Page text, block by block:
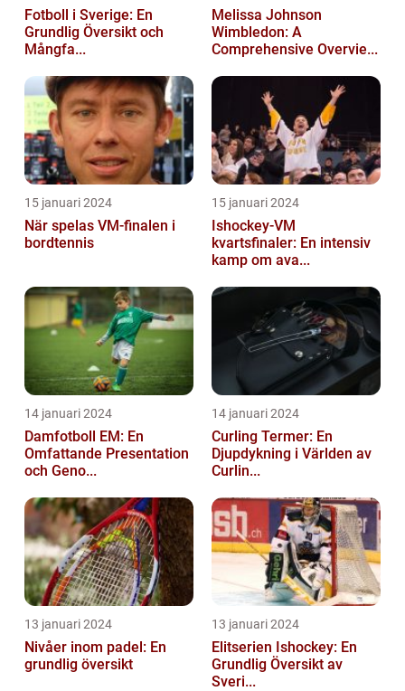
Fotboll i Sverige: En
Grundlig Översikt och
Mångfa...
Melissa Johnson
Wimbledon: A
Comprehensive Overvie...
15 januari 2024
När spelas VM-finalen i
bordtennis
15 januari 2024
Ishockey-VM
kvartsfinaler: En intensiv
kamp om ava...
14 januari 2024
Damfotboll EM: En
Omfattande Presentation
och Geno...
14 januari 2024
Curling Termer: En
Djupdykning i Världen av
Curlin...
13 januari 2024
Nivåer inom padel: En
grundlig översikt
13 januari 2024
Elitserien Ishockey: En
Grundlig Översikt av
Sveri...